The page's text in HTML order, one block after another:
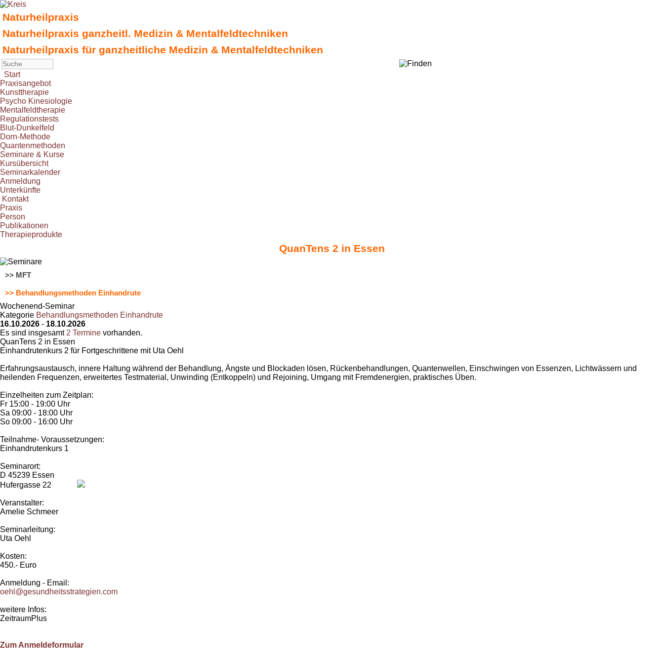
Naturheilpraxis
Naturheilpraxis ganzheitl. Medizin & Mentalfeldtechniken
Naturheilpraxis für ganzheitliche Medizin & Mentalfeldtechniken
Start
Praxisangebot
Kunsttherapie
Psycho Kinesiologie
Mentalfeldtherapie
Regulationstests
Blut-Dunkelfeld
Dorn-Methode
Quantenmethoden
Seminare & Kurse
Kursübersicht
Seminarkalender
Anmeldung
Unterkünfte
Kontakt
Praxis
Person
Publikationen
Therapieprodukte
QuanTens 2 in Essen
>> MFT
>> Behandlungsmethoden Einhandrute
Wochenend-Seminar
Kategorie Behandlungsmethoden Einhandrute
16.10.2026 - 18.10.2026
Es sind insgesamt 2 Termine vorhanden.
QuanTens 2 in Essen
Einhandrutenkurs 2 für Fortgeschrittene mit Uta Oehl
Erfahrungsaustausch, innere Haltung während der Behandlung, Ängste und Blockaden lösen, Rückenbehandlungen, Quantenwellen, Einschwingen von Essenzen, Lichtwässern und
heilenden Frequenzen, erweitertes Testmaterial, Unwinding (Entkoppeln) und Rejoining, Umgang mit Fremdenergien, praktisches Üben.
Einzelheiten zum Zeitplan:
Fr 15:00 - 19:00 Uhr
Sa 09:00 - 18:00 Uhr
So 09:00 - 16:00 Uhr
Teilnahme- Voraussetzungen:
Einhandrutenkurs 1
Seminarort:
D 45239 Essen
Hufergasse 22
Veranstalter:
Amelie Schmeer
Seminarleitung:
Uta Oehl
Kosten:
450.- Euro
Anmeldung - Email:
oehl@gesundheitsstrategien.com
weitere Infos:
ZeitraumPlus
Zum Anmeldeformular